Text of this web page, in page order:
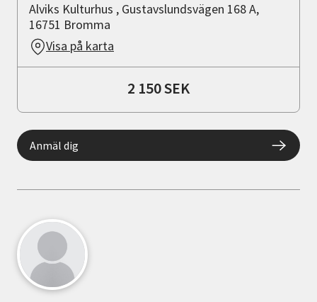
Alviks Kulturhus , Gustavslundsvägen 168 A,
16751 Bromma
Visa på karta
2 150 SEK
Anmäl dig